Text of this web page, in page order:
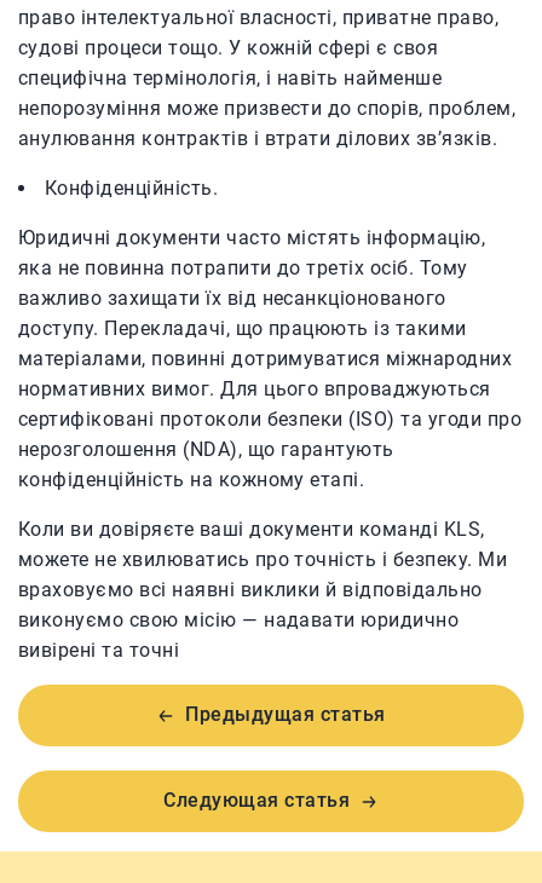
право інтелектуальної власності, приватне право,
судові процеси тощо. У кожній сфері є своя
специфічна термінологія, і навіть найменше
непорозуміння може призвести до спорів, проблем,
анулювання контрактів і втрати ділових зв’язків.
Конфіденційність.
Юридичні документи часто містять інформацію,
яка не повинна потрапити до третіх осіб. Тому
важливо захищати їх від несанкціонованого
доступу. Перекладачі, що працюють із такими
матеріалами, повинні дотримуватися міжнародних
нормативних вимог. Для цього впроваджуються
сертифіковані протоколи безпеки (ISO) та угоди про
нерозголошення (NDA), що гарантують
конфіденційність на кожному етапі.
Коли ви довіряєте ваші документи команді KLS,
можете не хвилюватись про точність і безпеку. Ми
враховуємо всі наявні виклики й відповідально
виконуємо свою місію — надавати юридично
вивірені та точні
Предыдущая статья
Следующая статья